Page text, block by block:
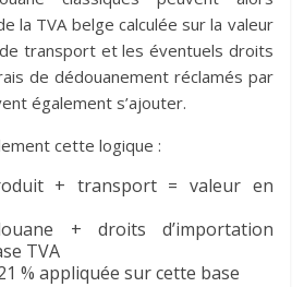
la TVA belge calculée sur la valeur
transport et les éventuels droits
de dédouanement réclamés par
également s’ajouter.
cette logique :
+ transport = valeur en
+ droits d’importation
TVA
% appliquée sur cette base